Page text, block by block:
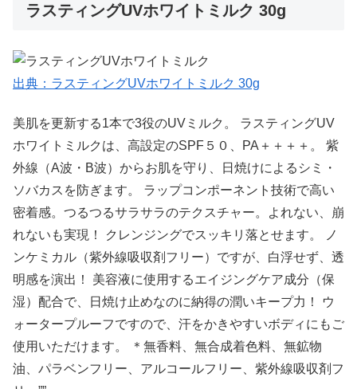
ラスティングUVホワイトミルク 30g
出典：ラスティングUVホワイトミルク 30g
美肌を更新する1本で3役のUVミルク。 ラスティングUV
ホワイトミルクは、高設定のSPF５０、PA＋＋＋＋。 紫
外線（A波・B波）からお肌を守り、日焼けによるシミ・
ソバカスを防ぎます。 ラップコンポーネント技術で高い
密着感。つるつるサラサラのテクスチャー。よれない、崩
れないも実現！ クレンジングでスッキリ落とせます。 ノ
ンケミカル（紫外線吸収剤フリー）ですが、白浮せず、透
明感を演出！ 美容液に使用するエイジングケア成分（保
湿）配合で、日焼け止めなのに納得の潤いキープ力！ ウ
ォータープルーフですので、汗をかきやすいボディにもご
使用いただけます。 ＊無香料、無合成着色料、無鉱物
油、パラベンフリー、アルコールフリー、紫外線吸収剤フ